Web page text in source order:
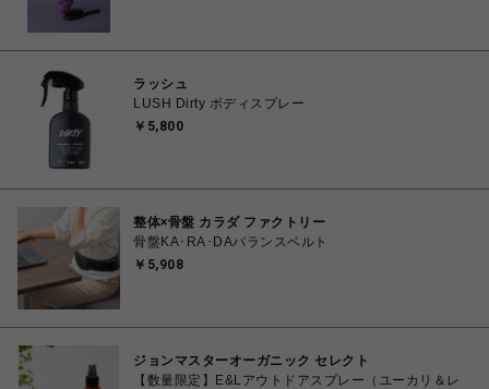
ラッシュ
LUSH Dirty ボディスプレー
￥5,800
整体×骨盤 カラダ ファクトリー
骨盤KA･RA･DAバランスベルト
￥5,908
ジョンマスターオーガニック セレクト
【数量限定】E&Lアウトドアスプレー（ユーカリ＆レ